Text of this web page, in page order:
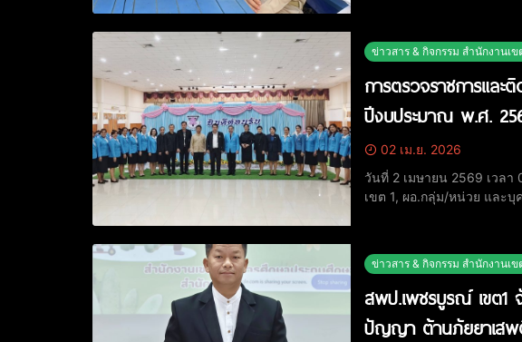
ข่าวสาร & กิจกรรม สำนักงานเ
การตรวจราชการแล
ปีงบประมาณ พ.ศ.
02 เม.ย. 2026
วันที่ 2 เมษายน 2569 เวล
เขต 1, ผอ.กลุ่ม/หน่วย และบุ
ข่าวสาร & กิจกรรม สำนักงานเ
สพป.เพชรบูรณ์ เขต1
ปัญญา ต้านภัยยาเส